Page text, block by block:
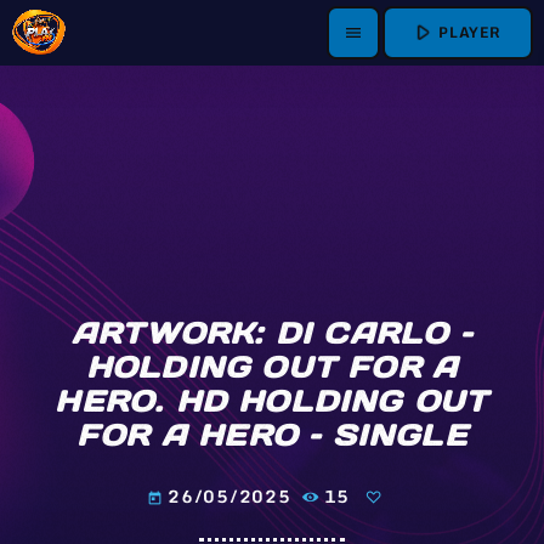
menu play_arrow PLAYER
ARTWORK: DI CARLO –
HOLDING OUT FOR A
HERO. HD HOLDING OUT
FOR A HERO – SINGLE
today 26/05/2025 15